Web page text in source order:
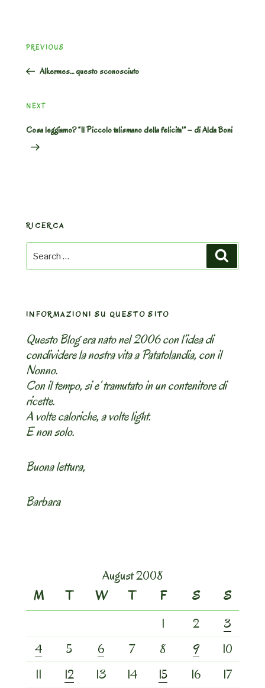
navigation
Previous
PREVIOUS
Alkermes… questo sconosciuto
Next
NEXT
Cosa leggiamo? “Il Piccolo talismano della felicita'” – di Alda Boni
RICERCA
Search
for:
INFORMAZIONI SU QUESTO SITO
Questo Blog era nato nel 2006 con l’idea di
condividere la nostra vita a Patatolandia, con il
Nonno.
Con il tempo, si e’ tramutato in un contenitore di
ricette.
A volte caloriche, a volte light.
E non solo.
Buona lettura,
Barbara
August 2008
M
T W T F S
S
1
2
3
4
5 6 7 8 9
10
11
12 13 14 15 16
17